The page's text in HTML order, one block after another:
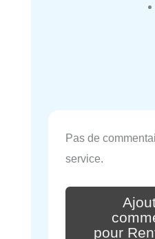
Pas de
service.
pour